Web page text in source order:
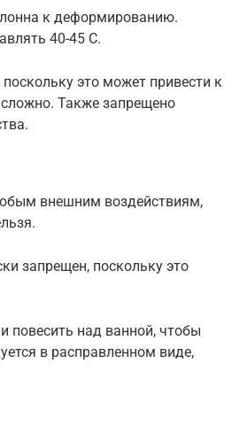
к деформированию.
40-45 С.
это может привести к
Также запрещено
внешним воздействиям,
запрещен, поскольку это
повесить над ванной, чтобы
в расправленном виде,